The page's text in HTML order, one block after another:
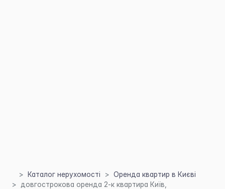
Каталог нерухомості
Оренда квартир в Києві
довгострокова оренда 2-к квартира Київ,